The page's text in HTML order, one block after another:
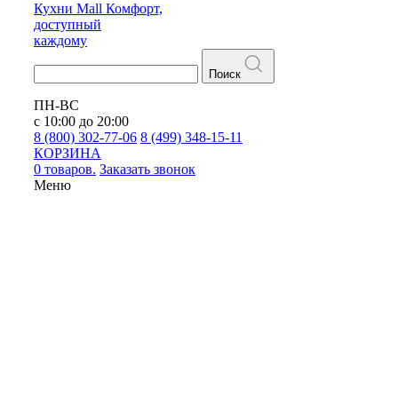
Кухни Mall Комфорт,
доступный
каждому
Поиск
ПН-ВС
с 10:00 до 20:00
8 (800) 302-77-06 8 (499) 348-15-11
КОРЗИНА
0 товаров. Заказать звонок
Меню